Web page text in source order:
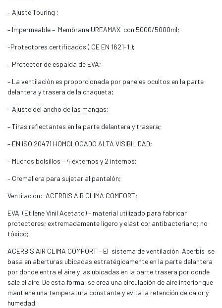
– Ajuste Touring ;
– Impermeable – Membrana UREAMAX con 5000/5000ml;
-Protectores certificados ( CE EN 1621-1 );
– Protector de espalda de EVA;
– La ventilación es proporcionada por paneles ocultos en la parte
delantera y trasera de la chaqueta;
– Ajuste del ancho de las mangas;
– Tiras reflectantes en la parte delantera y trasera;
– EN ISO 20471 HOMOLOGADO ALTA VISIBILIDAD;
– Muchos bolsillos – 4 externos y 2 internos;
– Cremallera para sujetar al pantalón;
Ventilación: ACERBIS AIR CLIMA COMFORT;
EVA (Etilene Vinil Acetato) – material utilizado para fabricar
protectores; extremadamente ligero y elástico; antibacteriano; no
tóxico;
ACERBIS AIR CLIMA COMFORT – El sistema de ventilación Acerbis se
basa en aberturas ubicadas estratégicamente en la parte delantera
por donde entra el aire y las ubicadas en la parte trasera por donde
sale el aire. De esta forma, se crea una circulación de aire interior que
mantiene una temperatura constante y evita la retención de calor y
humedad.